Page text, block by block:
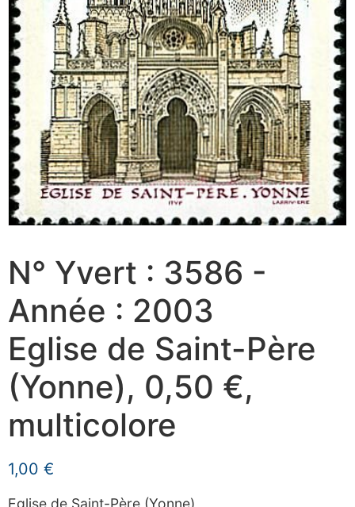
N° Yvert : 3586 -
Année : 2003
Eglise de Saint-Père
(Yonne), 0,50 €,
multicolore
1,00 €
Eglise de Saint-Père (Yonne)